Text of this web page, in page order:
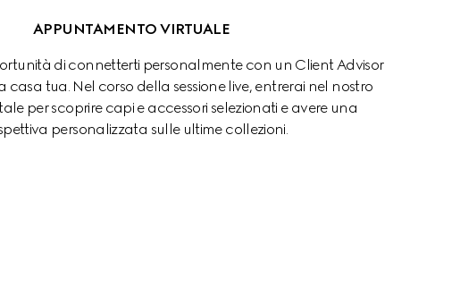
APPUNTAMENTO VIRTUALE
di connetterti personalmente con un Client Advisor
tua. Nel corso della sessione live, entrerai nel nostro
per scoprire capi e accessori selezionati e avere una
personalizzata sulle ultime collezioni.